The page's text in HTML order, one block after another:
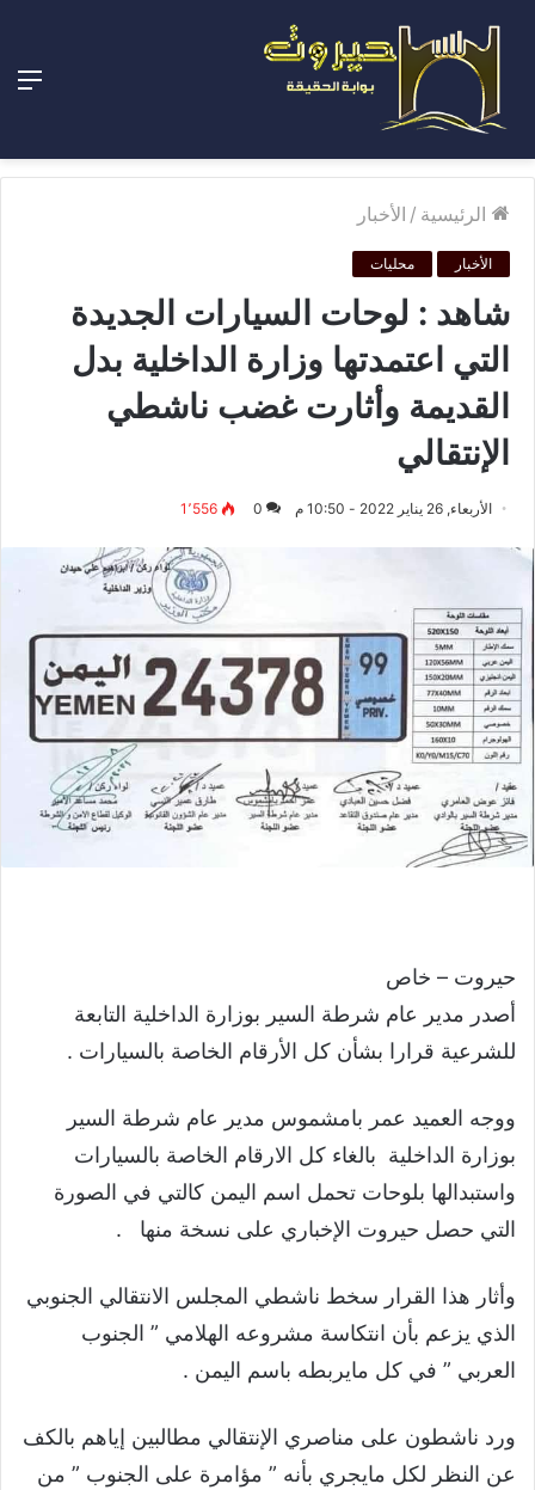
الرئيسية / الأخبار
الأخبار محليات
شاهد : لوحات السيارات الجديدة
التي اعتمدتها وزارة الداخلية بدل
القديمة وأثارت غضب ناشطي
الإنتقالي
الأربعاء, 26 يناير 2022 - 10:50 م 0 1٬556
حيروت – خاص
أصدر مدير عام شرطة السير بوزارة الداخلية التابعة
للشرعية قرارا بشأن كل الأرقام الخاصة بالسيارات .
ووجه العميد عمر بامشموس مدير عام شرطة السير
بوزارة الداخلية بالغاء كل الارقام الخاصة بالسيارات
واستبدالها بلوحات تحمل اسم اليمن كالتي في الصورة
التي حصل حيروت الإخباري على نسخة منها .
وأثار هذا القرار سخط ناشطي المجلس الانتقالي الجنوبي
الذي يزعم بأن انتكاسة مشروعه الهلامي ” الجنوب
العربي ” في كل مايربطه باسم اليمن .
ورد ناشطون على مناصري الإنتقالي مطالبين إياهم بالكف
عن النظر لكل مايجري بأنه ” مؤامرة على الجنوب ” من